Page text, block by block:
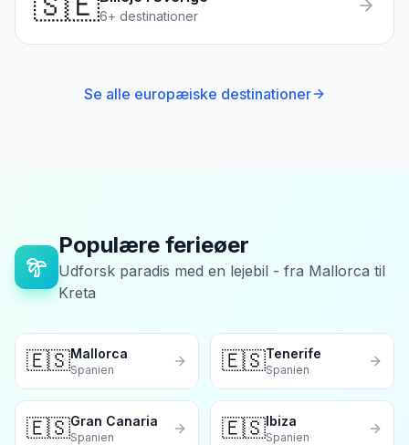
6+ destinationer
Se alle europæiske destinationer
Populære ferieøer
Udforsk paradis med en lejebil - fra Mallorca til
Kreta
🇪🇸Mallorca
Spanien 🇪🇸Tenerife
Spanien
🇪🇸Gran Canaria
Spanien 🇪🇸Ibiza
Spanien